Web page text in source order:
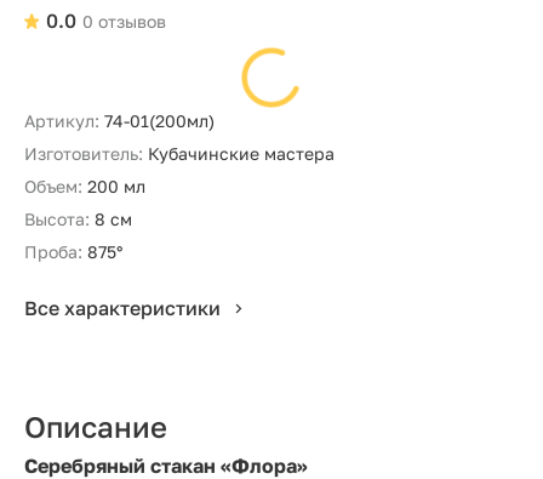
0 отзывов
0.0
Артикул: 74-01(200мл)
Изготовитель: Кубачинские мастера
Объем: 200 мл
Высота: 8 см
Проба: 875°
Все характеристики
Описание
Серебряный стакан «Флора»